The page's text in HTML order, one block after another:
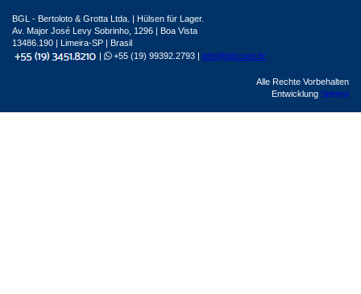
BGL - Bertoloto & Grotta Ltda. | Hülsen für Lager.
Av. Major José Levy Sobrinho, 1296 | Boa Vista
13486.190 | Limeira-SP | Brasil
|
+55 (19) 99392.2793 | info@bgl.com.br
Alle Rechte Vorbehalten
Entwicklung Sphera